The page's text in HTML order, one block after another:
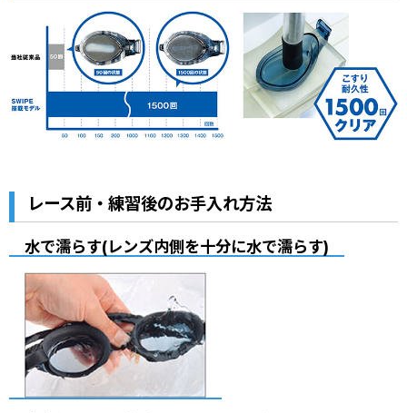
レース前・練習後のお手入れ方法
水で濡らす(レンズ内側を十分に水で濡らす)